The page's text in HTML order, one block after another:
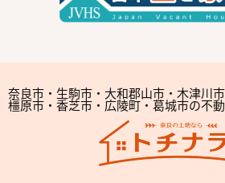
(2) 不動産についてのサービスのアフターサー
(3) 不動産についてのサービスのお知らせ・
(4) ウェブサイトシステム管理会社（以下「サ
奈良市・生駒市・大和郡山市・木津川
橿原市・香芝市・広陵町・葛城市の不